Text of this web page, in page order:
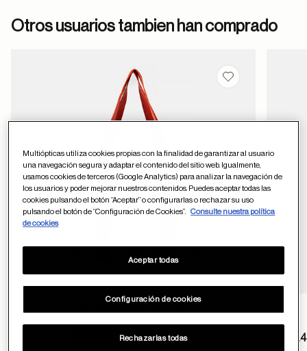
de contacto
ayuda
Otros usuarios tambien han comprado
Guardar en
Price reduced from
Multiópticas utiliza cookies propias con la finalidad de garantizar al usuario
una navegación segura y adaptar el contenido del sitio web. Igualmente,
usamos cookies de terceros (Google Analytics) para analizar la navegación de
los usuarios y poder mejorar nuestros contenidos. Puedes aceptar todas las
cookies pulsando el botón “Aceptar” o configurarlas o rechazar su uso
pulsando el botón de “Configuración de Cookies”.
Consulte nuestra política
de cookies
Configuración de cookies
Rechazarlas todas
Aceptar todas